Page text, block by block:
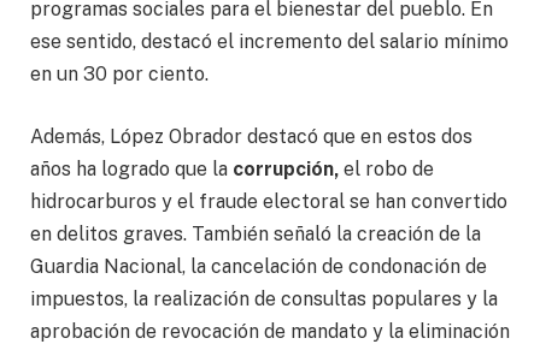
programas sociales para el bienestar del pueblo. En
ese sentido, destacó el incremento del salario mínimo
en un 30 por ciento.
Además, López Obrador destacó que en estos dos
años ha logrado que la corrupción, el robo de
hidrocarburos y el fraude electoral se han convertido
en delitos graves. También señaló la creación de la
Guardia Nacional, la cancelación de condonación de
impuestos, la realización de consultas populares y la
aprobación de revocación de mandato y la eliminación